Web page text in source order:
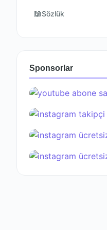
📖Sözlük
Sponsorlar